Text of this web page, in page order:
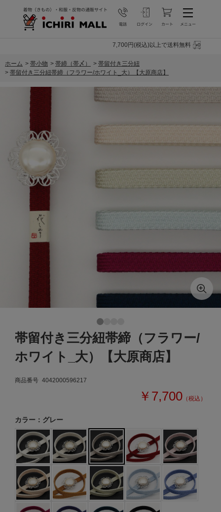
7,700円(税込)以上で送料無料
ホーム > 帯小物 > 帯締（帯〆） > 帯留付き三分紐
> 帯留付き三分紐帯締（フラワー/ホワイト_大）【大原商店】
帯留付き三分紐帯締（フラワー/
ホワイト_大）【大原商店】
商品番号 4042000596217
￥7,700 （税込）
カラー：グレー